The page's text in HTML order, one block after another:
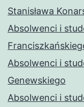
Stanisława
Absolwenci i
Absolwenci i
Genewskiego
Absolwenci i